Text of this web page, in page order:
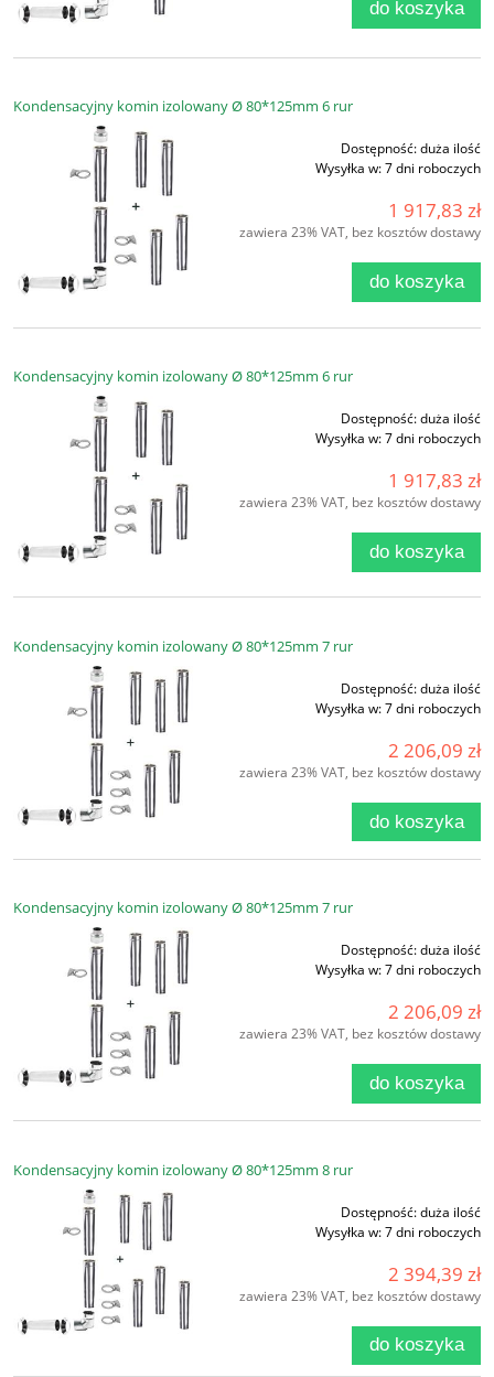
do koszyka
Kondensacyjny komin izolowany Ø 80*125mm 6 rur
Dostępność:duża ilość
Wysyłka w:7 dni roboczych
1 917,83 zł
zawiera 23% VAT, bez kosztów dostawy
do koszyka
Kondensacyjny komin izolowany Ø 80*125mm 6 rur
Dostępność:duża ilość
Wysyłka w:7 dni roboczych
1 917,83 zł
zawiera 23% VAT, bez kosztów dostawy
do koszyka
Kondensacyjny komin izolowany Ø 80*125mm 7 rur
Dostępność:duża ilość
Wysyłka w:7 dni roboczych
2 206,09 zł
zawiera 23% VAT, bez kosztów dostawy
do koszyka
Kondensacyjny komin izolowany Ø 80*125mm 7 rur
Dostępność:duża ilość
Wysyłka w:7 dni roboczych
2 206,09 zł
zawiera 23% VAT, bez kosztów dostawy
do koszyka
Kondensacyjny komin izolowany Ø 80*125mm 8 rur
Dostępność:duża ilość
Wysyłka w:7 dni roboczych
2 394,39 zł
zawiera 23% VAT, bez kosztów dostawy
do koszyka